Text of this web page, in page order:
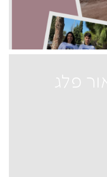
פלג